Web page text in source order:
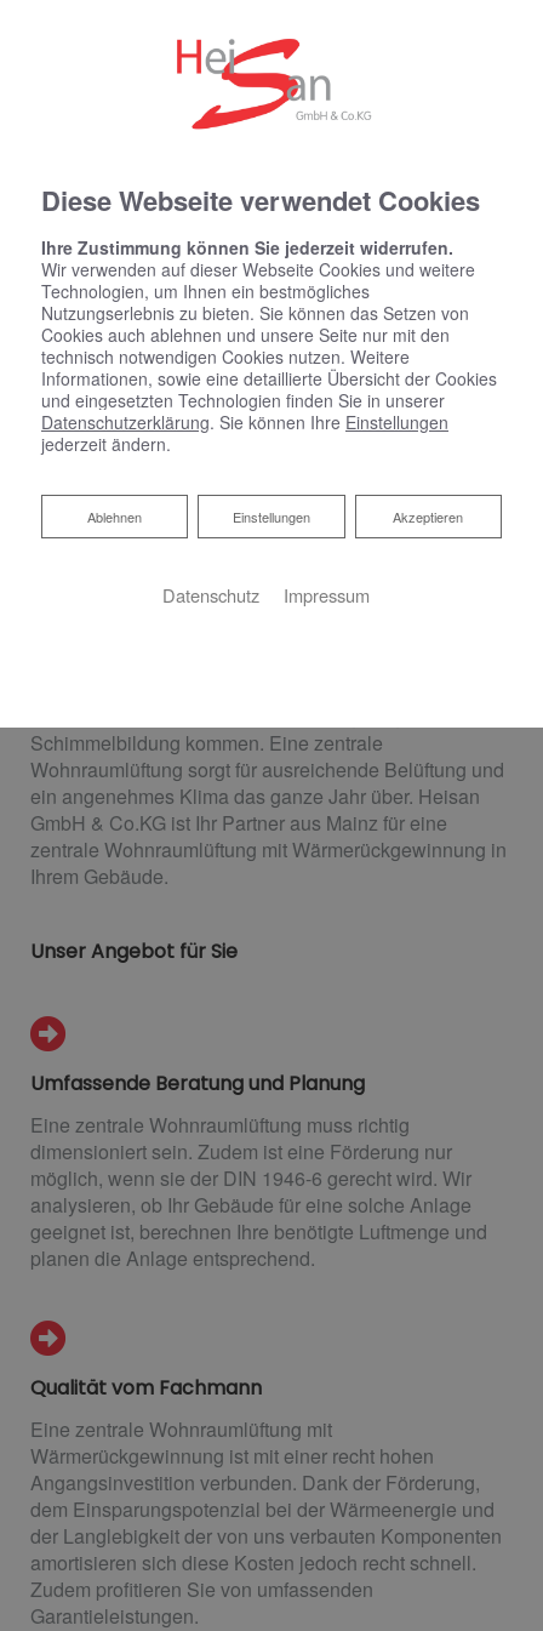
Wohlfühlklima und Energiesparen in einem
Gebäude, die in oder nach den 1990er-Jahren gebaut
wurden, verfügen alle über eine dichte Gebäudehülle,
Schimmelbildung kommen. Eine zentrale
Wohnraumlüftung sorgt für ausreichende Belüftung und
ein angenehmes Klima das ganze Jahr über. Heisan
GmbH & Co.KG ist Ihr Partner aus Mainz für eine
zentrale Wohnraumlüftung mit Wärmerückgewinnung in
Ihrem Gebäude.
Unser Angebot für Sie
Umfassende Beratung und Planung
Eine zentrale Wohnraumlüftung muss richtig
dimensioniert sein. Zudem ist eine Förderung nur
möglich, wenn sie der DIN 1946-6 gerecht wird. Wir
analysieren, ob Ihr Gebäude für eine solche Anlage
geeignet ist, berechnen Ihre benötigte Luftmenge und
planen die Anlage entsprechend.
Qualität vom Fachmann
Eine zentrale Wohnraumlüftung mit
Wärmerückgewinnung ist mit einer recht hohen
Angangsinvestition verbunden. Dank der Förderung,
dem Einsparungspotenzial bei der Wärmeenergie und
der Langlebigkeit der von uns verbauten Komponenten
amortisieren sich diese Kosten jedoch recht schnell.
Zudem profitieren Sie von umfassenden
Garantieleistungen.
Diese Webseite verwendet Cookies
Ihre Zustimmung können Sie jederzeit widerrufen.
Wir verwenden auf dieser Webseite Cookies und weitere
Technologien, um Ihnen ein bestmögliches
Nutzungserlebnis zu bieten. Sie können das Setzen von
Cookies auch ablehnen und unsere Seite nur mit den
technisch notwendigen Cookies nutzen. Weitere
Informationen, sowie eine detaillierte Übersicht der Cookies
und eingesetzten Technologien finden Sie in unserer
Datenschutzerklärung. Sie können Ihre Einstellungen
jederzeit ändern.
Akzeptieren
Einstellungen
Ablehnen
Ablehnen
Datenschutz Impressum